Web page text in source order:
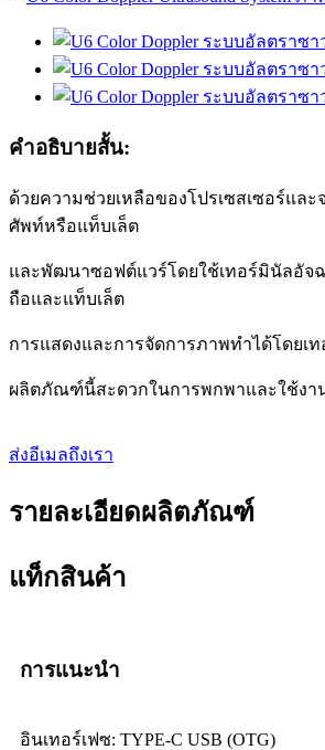
คำอธิบายสั้น:
ด้วยความช่วยเหลือของโปรเซสเซอร์แล
ศัพท์หรือแท็บเล็ต
และพัฒนาซอฟต์แวร์โดยใช้เทอร์มินัลอัจ
ถือและแท็บเล็ต
การแสดงและการจัดการภาพทำได้โดยเ
ผลิตภัณฑ์นี้สะดวกในการพกพาและใช้งา
ส่งอีเมลถึงเรา
รายละเอียดผลิตภัณฑ์
แท็กสินค้า
การแนะนำ
อินเทอร์เฟซ: TYPE-C USB (OTG)